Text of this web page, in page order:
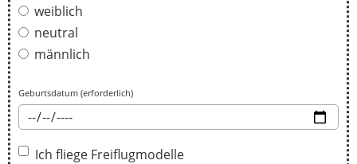
weiblich
neutral
männlich
Geburtsdatum (erforderlich)
Ich fliege Freiflugmodelle